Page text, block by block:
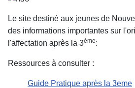
Le site destiné aux jeunes de
des informations importantes sur
l'affectation après la 3ème:
Ressources à consulter :
Guide Pratique après la 3eme